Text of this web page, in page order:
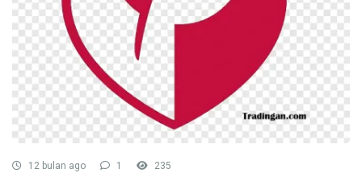
12 bulan ago 1 235